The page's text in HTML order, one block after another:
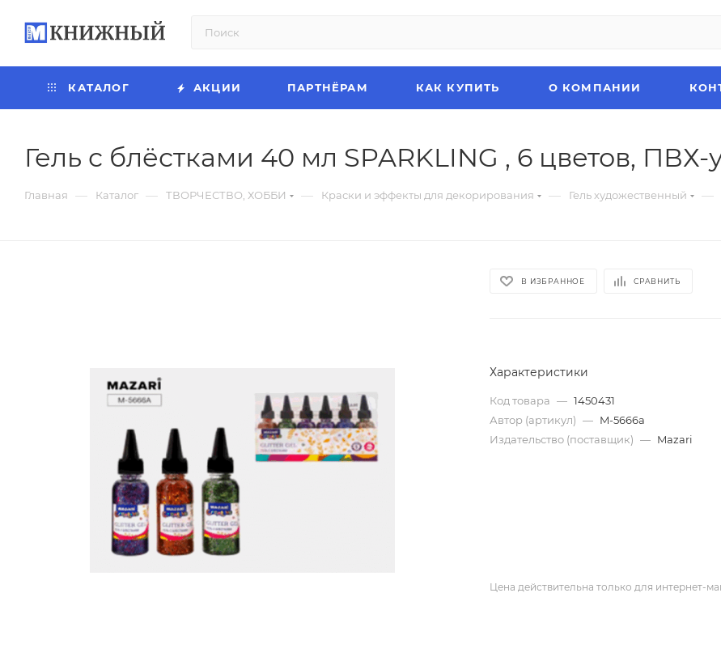
КАТАЛОГ АКЦИИ ПАРТНЁРАМ КАК КУПИТЬ О КОМПАНИИ
Гель с блёстками 40 мл SPARKLING , 6 цветов, ПВХ-
Главная — Каталог — ТВОРЧЕСТВО, ХОББИ — Краски и эффекты для декорирования — Гель художественный —
В ИЗБРАННОЕ СРАВНИТЬ
Характеристики
Код товара — 1450431
Автор (артикул) — M-5666a
Издательство (поставщик) — Mazari
Цена действительна только для интернет-